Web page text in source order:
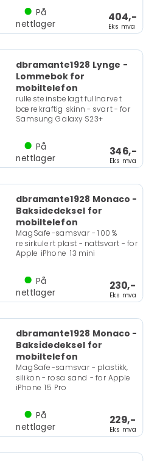
404,-
Eks mva
På
nettlager
dbramante1928 Lynge -
Lommebok for
mobiltelefon
rullesteinsbelagt fullnarvet
bærekraftig skinn - svart - for
Samsung Galaxy S23+
346,-
Eks mva
På
nettlager
dbramante1928 Monaco -
Baksidedeksel for
mobiltelefon
MagSafe-samsvar - 100 %
resirkulert plast - nattsvart - for
Apple iPhone 13 mini
230,-
Eks mva
På
nettlager
dbramante1928 Monaco -
Baksidedeksel for
mobiltelefon
MagSafe-samsvar - plastikk,
silikon - rosa sand - for Apple
iPhone 15 Pro
229,-
Eks mva
På
nettlager